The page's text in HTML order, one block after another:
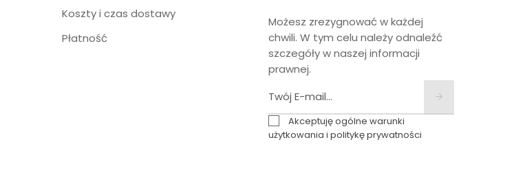
Koszty i czas dostawy
Płatność
Możesz zrezygnować w każdej
chwili. W tym celu należy odnaleźć
szczegóły w naszej informacji
prawnej.
Akceptuję ogólne warunki
użytkowania i politykę prywatności